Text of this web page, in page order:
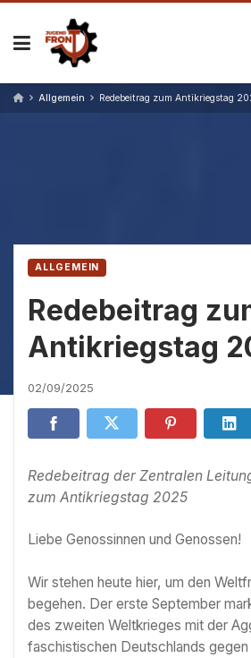
Skip
content
Allgemein Redebeitrag zum Antikriegstag
ALLGEMEIN
Redebeitrag
Antikriegstag
02/09/2025
Redebeitrag der Zentralen
zum Antikriegstag 2025
Liebe Genossinnen und Genossen!
Wir stehen heute hier, um den
begehen. Der erste September
des zweiten Weltkrieges mit der
faschistischen Deutschlands